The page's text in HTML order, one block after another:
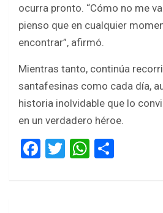
ocurra pronto. “Cómo no me
pienso que en cualquier
encontrar”, afirmó.
Mientras tanto, continúa
santafesinas como cada día,
historia inolvidable que lo
en un verdadero héroe.
F
ce
T
tt
W
at ar